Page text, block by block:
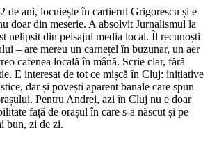
de ani, locuiește în cartierul Grigorescu și e
doar din meserie. A absolvit Jurnalismul la
nelipsit din peisajul media local. Îl recunoști
– are mereu un carnețel în buzunar, un aer
cafenea locală în mână. Scrie clar, fără
E interesat de tot ce mișcă în Cluj: inițiative
dar și povești aparent banale care spun
Pentru Andrei, azi în Cluj nu e doar
față de orașul în care s-a născut și pe
bun, zi de zi.